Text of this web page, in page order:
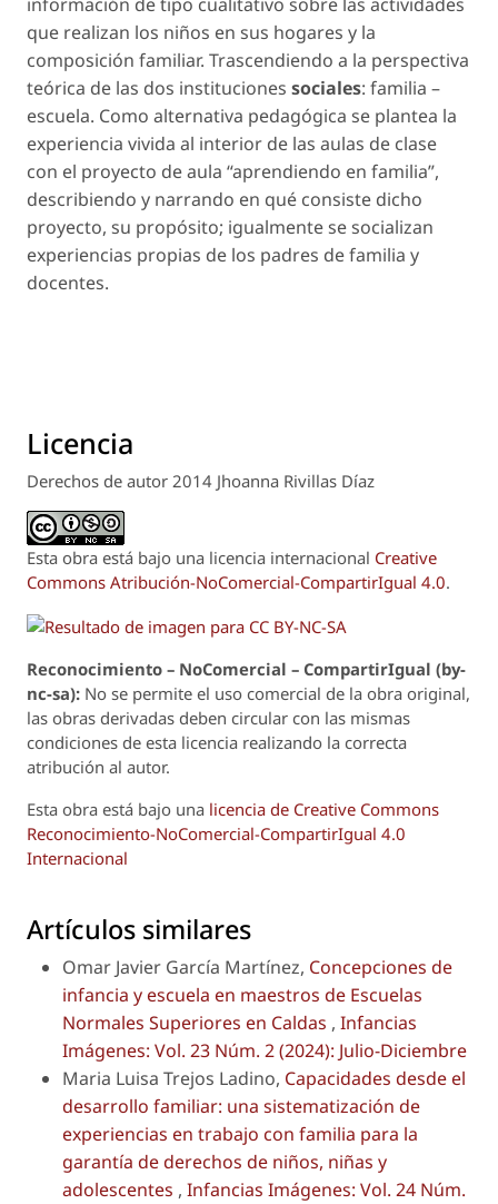
que realizan los niños en sus hogares y la
composición familiar. Trascendiendo a la perspectiva
teórica de las dos instituciones sociales: familia –
escuela. Como alternativa pedagógica se plantea la
experiencia vivida al interior de las aulas de clase
con el proyecto de aula “aprendiendo en familia”,
describiendo y narrando en qué consiste dicho
proyecto, su propósito; igualmente se socializan
experiencias propias de los padres de familia y
docentes.
Licencia
Derechos de autor 2014 Jhoanna Rivillas Díaz
Esta obra está bajo una licencia internacional Creative
Commons Atribución-NoComercial-CompartirIgual 4.0.
Reconocimiento – NoComercial – CompartirIgual (by-
nc-sa): No se permite el uso comercial de la obra original,
las obras derivadas deben circular con las mismas
condiciones de esta licencia realizando la correcta
atribución al autor.
Esta obra está bajo una licencia de Creative Commons
Reconocimiento-NoComercial-CompartirIgual 4.0
Internacional
Artículos similares
Omar Javier García Martínez, Concepciones de
infancia y escuela en maestros de Escuelas
Normales Superiores en Caldas , Infancias
Imágenes: Vol. 23 Núm. 2 (2024): Julio-Diciembre
Maria Luisa Trejos Ladino, Capacidades desde el
desarrollo familiar: una sistematización de
experiencias en trabajo con familia para la
garantía de derechos de niños, niñas y
adolescentes , Infancias Imágenes: Vol. 24 Núm.